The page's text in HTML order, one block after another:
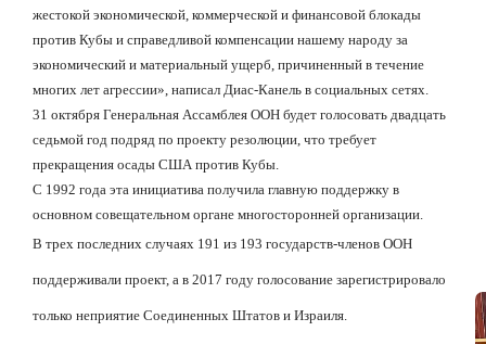
жестокой экономической, коммерческой и финансовой блокады
против Кубы и справедливой компенсации нашему народу за
экономический и материальный ущерб, причиненный в течение
многих лет агрессии», написал Диас-Канель в социальных сетях.
31 октября Генеральная Ассамблея ООН будет голосовать двадцать
седьмой год подряд по проекту резолюции, что требует
прекращения осады США против Кубы.
С 1992 года эта инициатива получила главную поддержку в
основном совещательном органе многосторонней организации.
В трех последних случаях 191 из 193 государств-членов ООН
поддерживали проект, а в 2017 году голосование зарегистрировало
только неприятие Соединенных Штатов и Израиля.